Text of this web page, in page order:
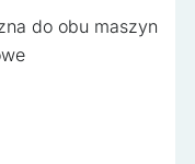
do obu maszyn